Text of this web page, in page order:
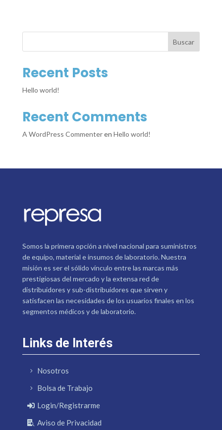
Buscar
Recent Posts
Hello world!
Recent Comments
A WordPress Commenteren Hello world!
Somos la primera opción a nivel nacional para suministros
de equipo, material e insumos de laboratorio. Nuestra
misión es ser el sólido vínculo entre las marcas más
prestigiosas del mercado y la extensa red de
distribuidores y sub-distribuidores que sirven y
satisfacen las necesidades de los usuarios finales en los
segmentos médicos y de laboratorio.
Links de Interés
Nosotros
Bolsa de Trabajo
Login/Registrarme
Aviso de Privacidad